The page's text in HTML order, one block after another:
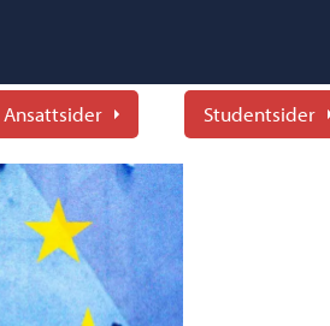
Ansattsider Studentsider